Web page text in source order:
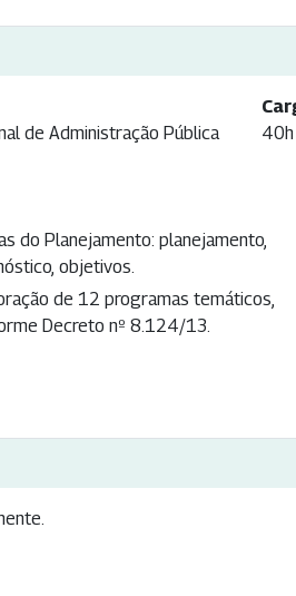
de Administração Pública
40h
do Planejamento: planejamento,
objetivos.
de 12 programas temáticos,
Decreto nº 8.124/13.